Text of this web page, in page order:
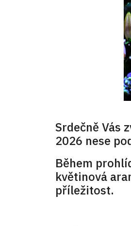
Srdečně Vás
2026 nese
Během
květinová
příležitost.